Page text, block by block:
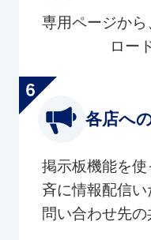
専用ページか
ロー
各店へ
掲示板機能を
斉に情報配信
問い合わせ先